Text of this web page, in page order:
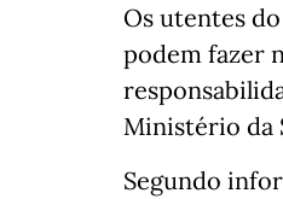
Os utentes
podem fazer
Ministério da
Segundo